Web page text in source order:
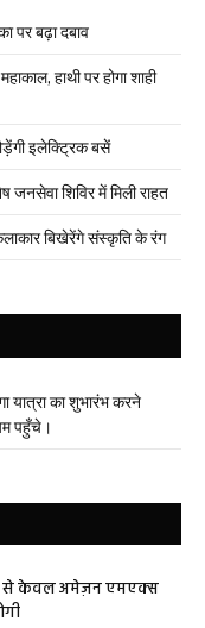
पर बढ़ा दबाव
हाथी पर होगा शाही
इलेक्ट्रिक बसें
जनसेवा शिविर में मिली राहत
बिखेरेंगे संस्कृति के रंग
यात्रा का शुभारंभ करने
पहुँचे।
से केवल अमेज़न एमएक्स